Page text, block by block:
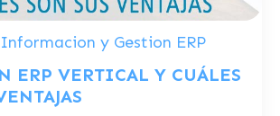
y Gestion ERP
ERP VERTICAL Y CUÁLES